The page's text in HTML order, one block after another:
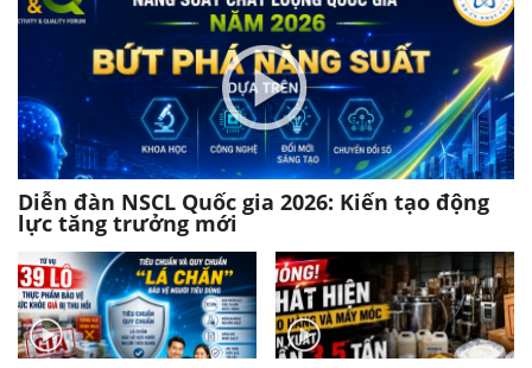
Diễn đàn NSCL Quốc gia 2026: Kiến tạo động
lực tăng trưởng mới